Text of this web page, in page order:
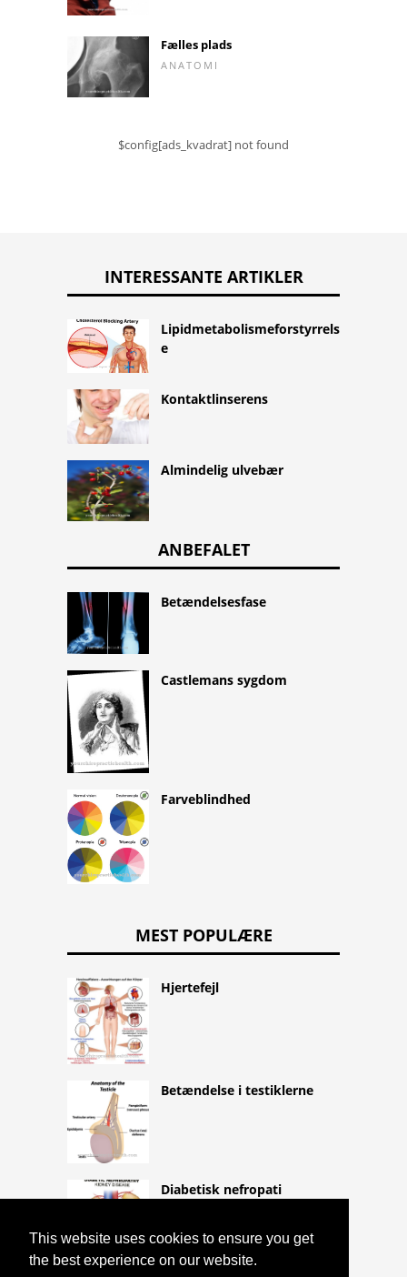
This website uses cookies to ensure you get
the best experience on our website.
Fælles plads
ANATOMI
$config[ads_kvadrat] not found
INTERESSANTE ARTIKLER
Lipidmetabolismeforstyrrels
e
Kontaktlinserens
Almindelig ulvebær
ANBEFALET
Betændelsesfase
Castlemans sygdom
Farveblindhed
MEST POPULÆRE
Hjertefejl
Betændelse i testiklerne
Diabetisk nefropati